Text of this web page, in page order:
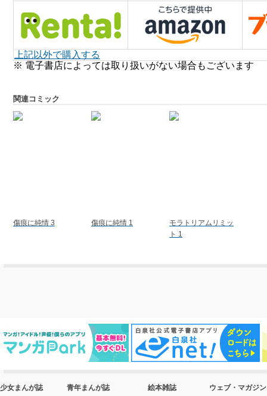
上記以外で購入する
※ 電子書店によっては取り扱いがない場合もございます
関連コミック
傷痕に純情 3 傷痕に純情 1
モラトリアムリミッ
ト 1
少女まんが誌
青年まんが誌
絵本雑誌
ウェブ・マガジン